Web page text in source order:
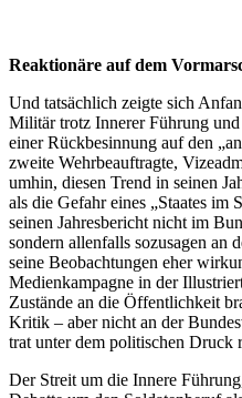
Reaktionäre auf dem
Und tatsächlich zeigte sich
Militär trotz Innerer Führung
einer Rückbesinnung auf den
zweite Wehrbeauftragte,
umhin, diesen Trend in seinen
als die Gefahr eines „Staates im
seinen Jahresbericht nicht im
sondern allenfalls sozusagen an
seine Beobachtungen eher
Medienkampagne in der
Zustände an die Öffentlichkeit
Kritik – aber nicht an der
trat unter dem politischen Druck
Der Streit um die Innere